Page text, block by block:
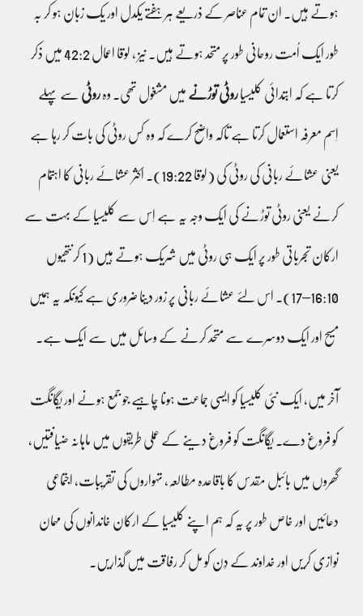
ہوتے ہیں۔ ان تمام عناصر کے ذریعے ہر ہفتے یکدل اور یک زبان ہو کر بہ
طور ایک اُمت روحانی طور پر متحد ہوتے ہیں۔ نیز ، لوقا اعمال 42:2 میں ذکر
کرتا ہے کہ ابتدائی کلیسیاروٹی توڑنے میں مشغول تھی۔ وہروٹی سے پہلے
اِسم معرفہ استعمال کرتا ہے تاکہ واضح کرے کہ وہ کس روٹی کی بات کر رہا ہے
یعنی عشائے ربانی کی روٹی کی (لوقا 19:22)۔ اکثر عشائے ربانی کا اہتمام
کرنے یعنی روٹی توڑنے کی ایک وجہ یہ ہے اِس سے کلیسیا کے بہت سے
ارکان تجرباتی طور پر ایک ہی روٹی میں شریک ہوتے ہیں (1 کرنتھیوں
16:10–17)۔ اس لئے عشائے ربانی پر زور دینا ضروری ہے کیونکہ یہ ہمیں
مسیح اور ایک دوسرے سے متحد کرنے کے وسائل میں سے ایک ہے۔
آخر میں، ایک نئی کلیسیا کو ایسی جماعت ہونا چاہیے جو جمع ہونے اور یگانگت
کو فروغ دے۔ یگانگت کو فروغ دینے کے عملی طریقوں میں ماہانہ ضیافتیں،
گھروں میں بائبل مقدس کا باقاعدہ مطالعہ، تہواروں کی تقریبات، اجتماعی
دعائیں اور خاص طور پر یہ کہ ہم اپنے کلیسیا کے ارکان خاندانوں کی مہمان
نوازی کریں اور خداوند کے دِن کو مل کر رفاقت میں گذاریں۔